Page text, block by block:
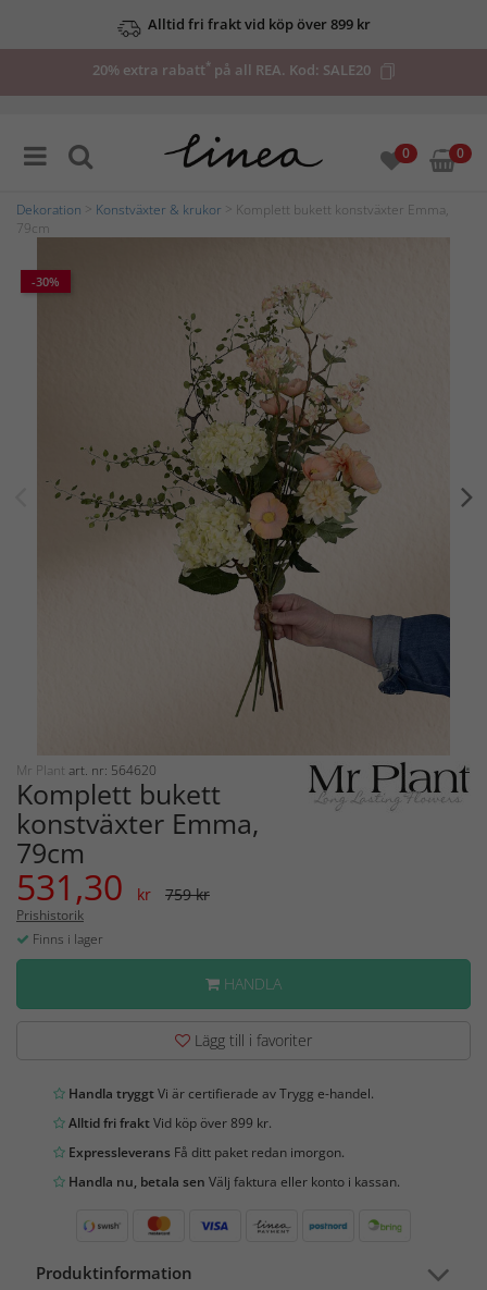
Alltid fri frakt vid köp över 899 kr
20% extra rabatt*på all REA. Kod: SALE20
0 0
Dekoration Konstväxter & krukor > Komplett bukett konstväxter Emma,
79cm
-30%
Mr Plant art. nr: 564620
Komplett bukett
konstväxter Emma,
79cm
531,30 kr 759 kr
Prishistorik
Finns i lager
HANDLA
Lägg till i favoriter
Handla tryggtVi är certifierade av Trygg e-handel.
Alltid fri fraktVid köp över 899 kr.
Expressleverans Få ditt paket redan imorgon.
Handla nu, betala sen Välj faktura eller konto i kassan.
Produktinformation